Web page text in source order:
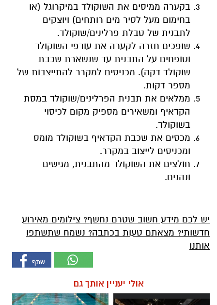
בקערה ממיסים את השוקולד במיקרוגל (או
בחימום מעל לסיר מים רותחים) ויוצקים
לתבנית של טבלת פרלינים/שוקולד.
שופכים חזרה לקערה את עודפי השוקולד
וטופחים על התבנית עד שנשארת שכבת
שוקולד דקה). מכניסים למקרר להתייצבות של
מספר דקות.
ממלאים את תבנית הפרלינים/שוקולד במסת
הקדאיף ומשאירים מספיק מקום לכיסוי
בשוקולד.
מכסים את שכבת הקדאיף בשוקולד מומס
ומכניסים לייצוב במקרר.
חולצים את השוקולד מהתבנית, מגישים
ונהנים.
יש לכם מידע חשוב שטרם נחשף? צילומים מאירוע
חדשותי? מצאתם טעות בכתבה? נשמח שתשתפו
אותנו
אולי יעניין אותך גם